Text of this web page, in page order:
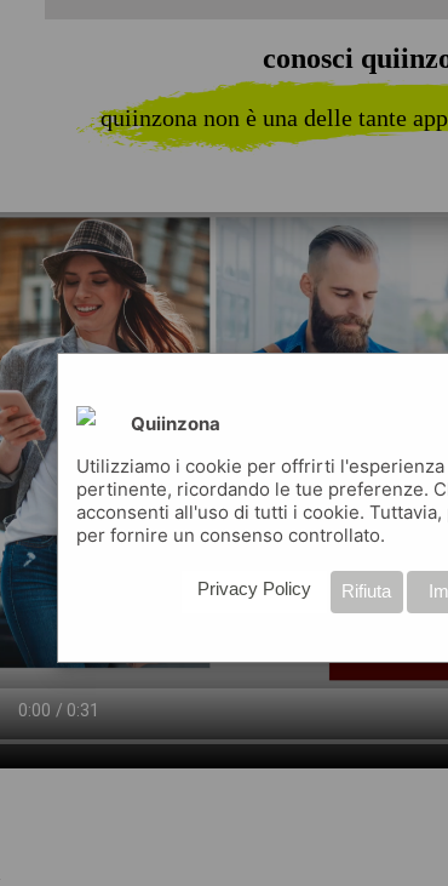
conosci
quiinzona non è una delle tante
Quiinzona
Utilizziamo i cookie per offrirti
pertinente, ricordando le tue preferenze.
acconsenti all'uso di tutti i cookie.
per fornire un consenso controllato.
Rifiuta
Privacy Policy